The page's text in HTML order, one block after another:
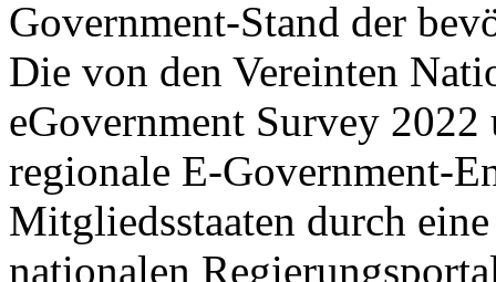
Government-Stand der
Die von den Vereinten
eGovernment Survey
regionale E-Government-
Mitgliedsstaaten durch
nationalen